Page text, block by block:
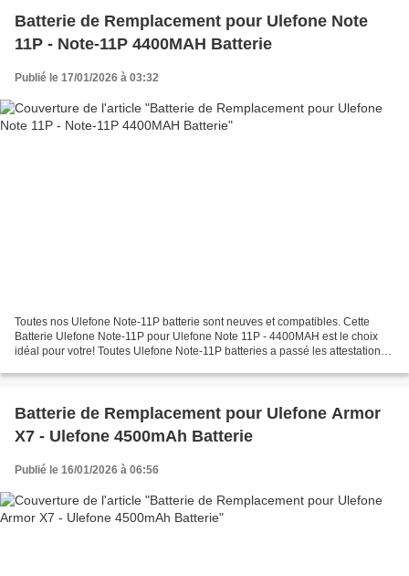
Batterie de Remplacement pour Ulefone Note
11P - Note-11P 4400MAH Batterie
Publié le 17/01/2026 à 03:32
Toutes nos Ulefone Note-11P batterie sont neuves et compatibles. Cette
Batterie Ulefone Note-11P pour Ulefone Note 11P - 4400MAH est le choix
idéal pour votre! Toutes Ulefone Note-11P batteries a passé les attestations
Batterie de Remplacement pour Ulefone Armor
X7 - Ulefone 4500mAh Batterie
Publié le 16/01/2026 à 06:56